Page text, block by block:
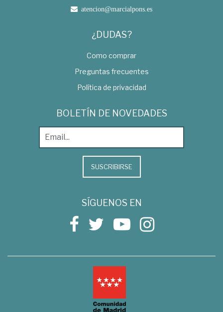
atencion@marcialpons.es
¿DUDAS?
Como comprar
Preguntas frecuentes
Política de privacidad
BOLETÍN DE NOVEDADES
SUSCRIBIRSE
SÍGUENOS EN